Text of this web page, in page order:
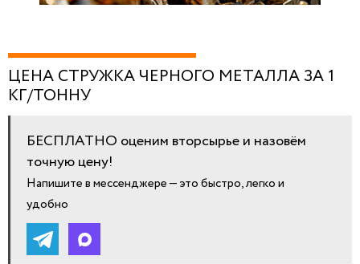
ЦЕНА СТРУЖКА ЧЕРНОГО МЕТАЛЛА ЗА 1
КГ/ТОННУ
БЕСПЛАТНО оценим вторсырье и назовём
точную цену!
Напишите в мессенджере — это быстро, легко и
удобно